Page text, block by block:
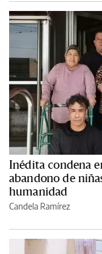
Inédita condena
abandono de
humanidad
Candela Ramírez